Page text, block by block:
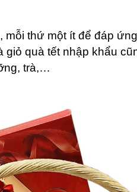
thứ một ít để đáp
quà tết nhập khẩu
trà,…